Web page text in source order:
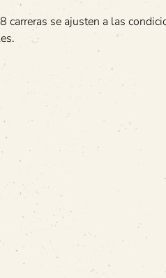
carreras se ajusten a las